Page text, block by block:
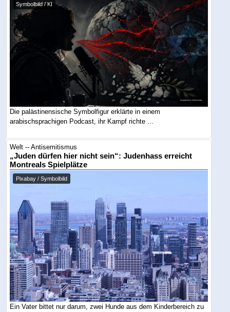
Symbolbild / KI
Die palästinensische Symbolfigur erklärte in einem
arabischsprachigen Podcast, ihr Kampf richte ...
Welt -- Antisemitismus
„Juden dürfen hier nicht sein“: Judenhass erreicht
Montreals Spielplätze
Pixabay / Symbolbild
Ein Vater bittet nur darum, zwei Hunde aus dem Kinderbereich zu